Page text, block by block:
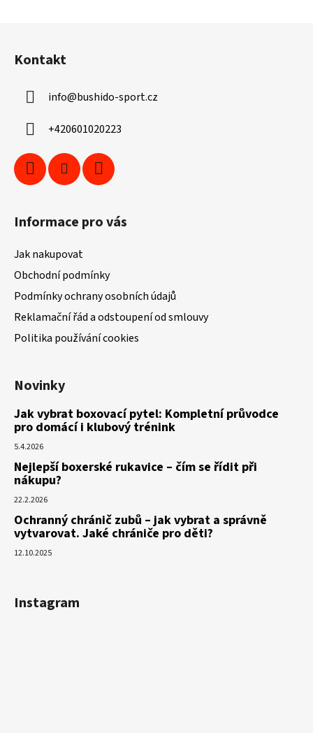
Kontakt
info@bushido-sport.cz
+420601020223
Informace pro vás
Jak nakupovat
Obchodní podmínky
Podmínky ochrany osobních údajů
Reklamační řád a odstoupení od smlouvy
Politika používání cookies
Novinky
Jak vybrat boxovací pytel: Kompletní průvodce
pro domácí i klubový trénink
5.4.2026
Nejlepší boxerské rukavice – čím se řídit při
nákupu?
22.2.2026
Ochranný chránič zubů – jak vybrat a správně
vytvarovat. Jaké chrániče pro děti?
12.10.2025
Instagram